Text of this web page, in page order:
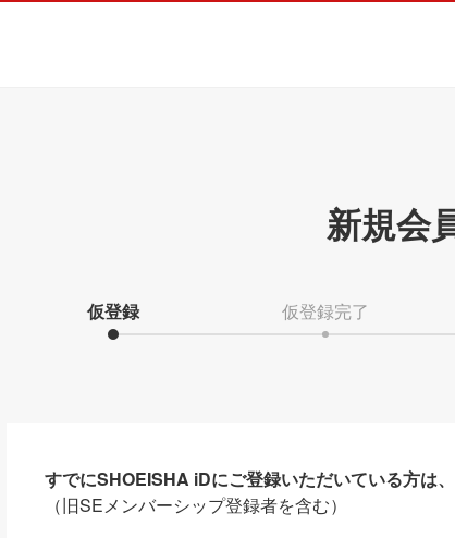
新規会
仮登録 仮登録完了
すでにSHOEISHA iDにご登録いただいている方は
（旧SEメンバーシップ登録者を含む）